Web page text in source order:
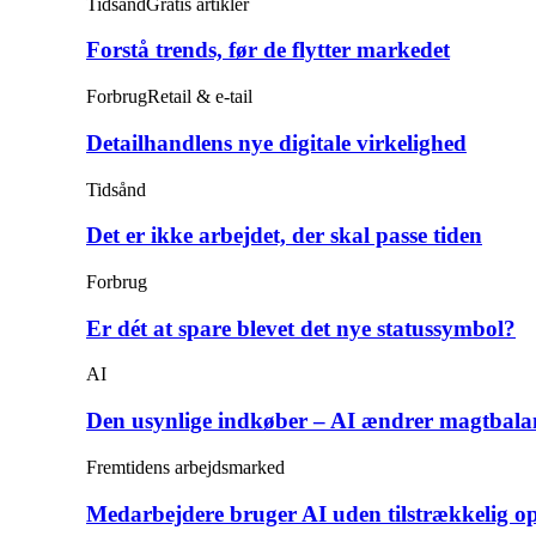
Forstå trends, før de flytter markedet
ForbrugRetail & e-tail
Detailhandlens nye digitale virkelighed
Tidsånd
Det er ikke arbejdet, der skal passe tiden
Forbrug
Er dét at spare blevet det nye statussymbol?
AI
Den usynlige indkøber – AI ændrer
Fremtidens arbejdsmarked
Medarbejdere bruger AI uden tilstrækkelig